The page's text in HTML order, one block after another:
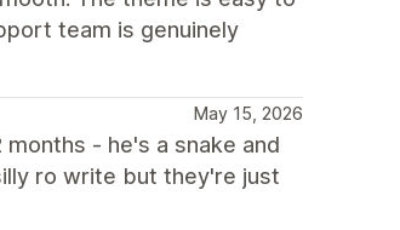
team is genuinely
May 15, 2026
- he's a snake and
ro write but they're just